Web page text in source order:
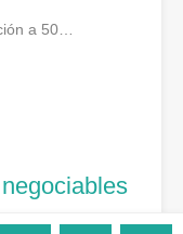
a 50…